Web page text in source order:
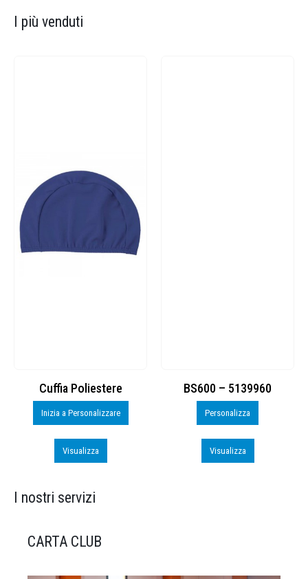
I più venduti
Cuffia Poliestere
Inizia a Personalizzare
Visualizza
BS600 – 5139960
Personalizza
Visualizza
I nostri servizi
CARTA CLUB